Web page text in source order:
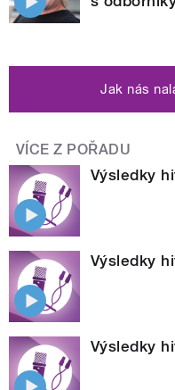
Jak nás
VÍCE Z POŘADU
Výsledky
Výsledky
Výsledky